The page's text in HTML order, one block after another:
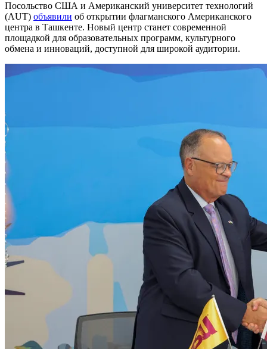
Посольство США и Американский университет технологий
(AUT) объявили об открытии флагманского Американского
центра в Ташкенте. Новый центр станет современной
площадкой для образовательных программ, культурного
обмена и инноваций, доступной для широкой аудитории.